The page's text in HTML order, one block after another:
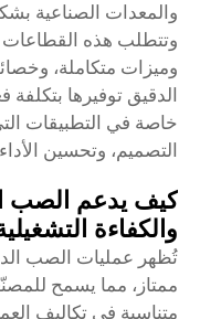
والمعدات الصناعية
وتتطلب هذه
وميزات متكاملة،
الدقيق توفيرها بتكلفة
خاصة في التطبيقات
التصميم، وتحسين
كيف يدعم الصب
والكفاءة
تُظهر عمليات الصب
ممتاز، مما يسمح
متناسبة في تكاليف